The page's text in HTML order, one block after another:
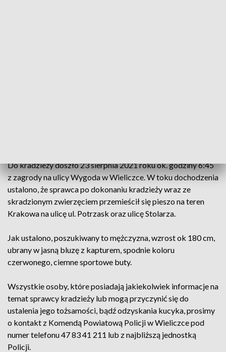
Do kradzieży doszło 23 sierpnia 2021 roku ok. godziny 6:45
z zagrody na ulicy Wygoda w Wieliczce. W toku dochodzenia
ustalono, że sprawca po dokonaniu kradzieży wraz ze
skradzionym zwierzęciem przemieścił się pieszo na teren
Krakowa na ulicę ul. Potrzask oraz ulicę Stolarza.
Jak ustalono, poszukiwany to mężczyzna, wzrost ok 180 cm,
ubrany w jasną bluzę z kapturem, spodnie koloru
czerwonego, ciemne sportowe buty.
Wszystkie osoby, które posiadają jakiekolwiek informacje na
temat sprawcy kradzieży lub mogą przyczynić się do
ustalenia jego tożsamości, bądź odzyskania kucyka, prosimy
o kontakt z Komendą Powiatową Policji w Wieliczce pod
numer telefonu 47 83 41 211 lub z najbliższą jednostką
Policji.